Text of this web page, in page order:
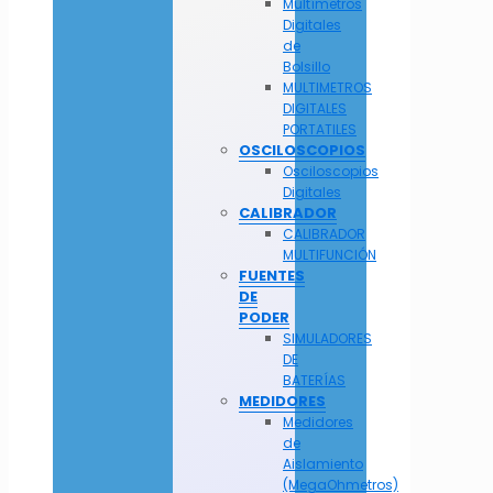
Multímetros
Digitales
de
Bolsillo
MULTIMETROS
DIGITALES
PORTATILES
OSCILOSCOPIOS
Osciloscopios
Digitales
CALIBRADOR
CALIBRADOR
MULTIFUNCIÓN
FUENTES
DE
PODER
SIMULADORES
DE
BATERÍAS
MEDIDORES
Medidores
de
Aislamiento
(MegaOhmetros)